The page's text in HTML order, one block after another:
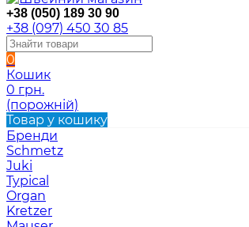
+38 (050) 189 30 90
+38 (097) 450 30 85
0
Кошик
0 грн.
(порожній)
Товар у кошику
Бренди
Schmetz
Juki
Typical
Organ
Kretzer